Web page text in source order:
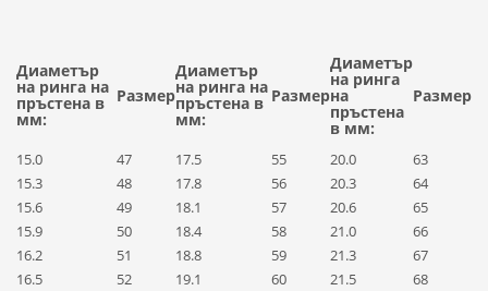
Диаметър
на ринга на
пръстена в
мм:
Размер
Диаметър
на ринга на
пръстена в
мм:
Размер
Диаметър
на ринга
на
пръстена
в мм:
Размер
15.0 47 17.5 55 20.0
63
15.3
48 17.8 56 20.3
64
15.6
49 18.1 57 20.6
65
15.9
50 18.4 58 21.0
66
16.2
51 18.8 59 21.3
67
16.5
52 19.1 60 21.5
68